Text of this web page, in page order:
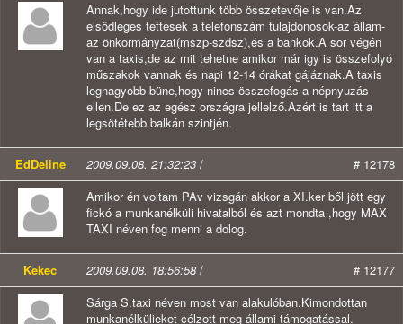
Annak,hogy ide jutottunk több összetevője is van.Az
elsődleges tettesek a telefonszám tulajdonosok-az állam-
az önkormányzat(mszp-szdsz),és a bankok.A sor végén
van a taxis,de az mit tehetne amikor már igy is összefolyó
műszakok vannak és napi 12-14 órákat gájáznak.A taxis
legnagyobb büne,hogy nincs összefogás a népnyuzás
ellen.De ez az egész országra jellelző.Azért is tart itt a
legsötétebb balkán szintjén.
EdDeline 2009.09.08. 21:32:23 /
# 12178
Amikor én voltam PAv vizsgán akkor a XI.ker ből jött egy
fickó a munkanélküli hivatalból és azt mondta ,hogy MAX
TAXI néven fog menni a dolog.
Kekec 2009.09.08. 18:56:58 /
# 12177
Sárga S.taxi néven most van alakulóban.Kimondottan
munkanélkülieket célzott meg állami támogatással.